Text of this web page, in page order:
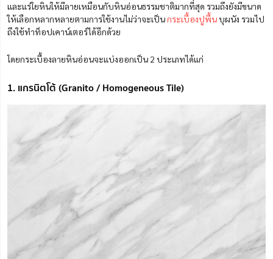
และแร่ใยหินให้มีลายเหมือนกับหินอ่อนธรรมชาติมากที่สุด รวมถึงยังมีขนาด
ให้เลือกหลากหลายตามการใช้งานไม่ว่าจะเป็นกระเบื้องปูพื้นบุผนัง รวมไป
ถึงใช้ทำท็อปเคาน์เตอร์ได้อีกด้วย
โดยกระเบื้องลายหินอ่อนจะแบ่งออกเป็น 2 ประเภทได้แก่
1. แกรนิตโต้ (Granito / Homogeneous Tile)